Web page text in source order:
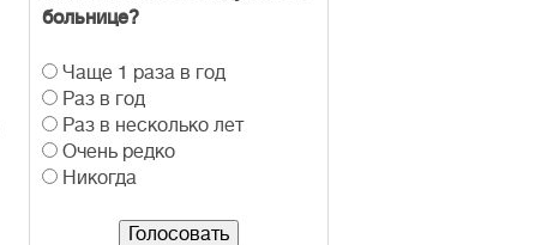
больнице?
В
а
р
и
а
Чаще 1 раза в год
Раз в год
Раз в несколько лет
Очень редко
Никогда